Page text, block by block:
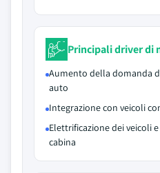
Principali driver di
Aumento della domanda
auto
Integrazione con veicoli
Elettrificazione dei veicoli
cabina